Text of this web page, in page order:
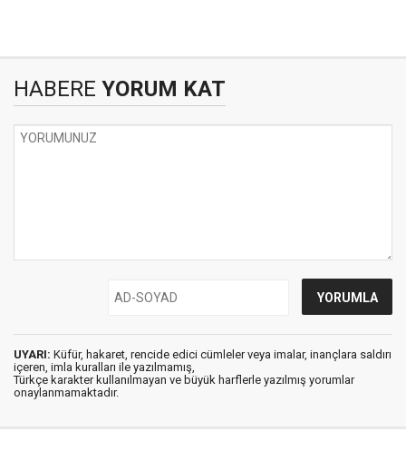
HABERE YORUM KAT
UYARI: Küfür, hakaret, rencide edici cümleler veya imalar, inançlara saldırı
içeren, imla kuralları ile yazılmamış,
Türkçe karakter kullanılmayan ve büyük harflerle yazılmış yorumlar
onaylanmamaktadır.